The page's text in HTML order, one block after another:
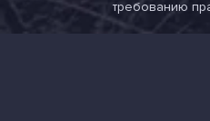
требованию